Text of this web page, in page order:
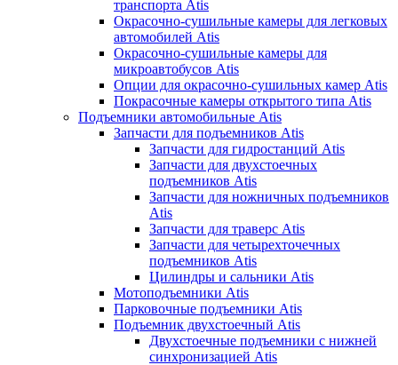
транспорта Atis
Окрасочно-сушильные камеры для легковых
автомобилей Atis
Окрасочно-сушильные камеры для
микроавтобусов Atis
Опции для окрасочно-сушильных камер Atis
Покрасочные камеры открытого типа Atis
Подъемники автомобильные Atis
Запчасти для подъемников Atis
Запчасти для гидростанций Atis
Запчасти для двухстоечных
подъемников Atis
Запчасти для ножничных подъемников
Atis
Запчасти для траверс Atis
Запчасти для четырехточечных
подъемников Atis
Цилиндры и сальники Atis
Мотоподъемники Atis
Парковочные подъемники Atis
Подъемник двухстоечный Atis
Двухстоечные подъемники с нижней
синхронизацией Atis